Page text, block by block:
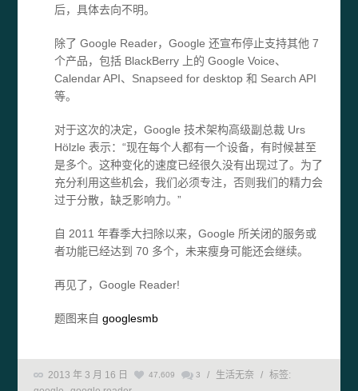
后，具体去向不明。
除了 Google Reader，Google 还宣布停止支持其他 7
个产品，包括 BlackBerry 上的 Google Voice、
Calendar API、Snapseed for desktop 和 Search API
等。
对于这次的决定，Google 技术架构高级副总裁 Urs
Hölzle 表示：“现在每个人都有一个设备，有时候甚至
是多个。这种变化的速度已经很久没有出现过了。为了
充分利用这些机会，我们必须专注，否则我们的精力会
过于分散，缺乏影响力。”
自 2011 年春季大扫除以来，Google 所关闭的服务或
者功能已经达到 70 多个，未来瘦身可能还会继续。
再见了，Google Reader!
题图来自googlesmb
2013 年 3 月 16 日 47,609 3 / 生活无奈 /
标签: